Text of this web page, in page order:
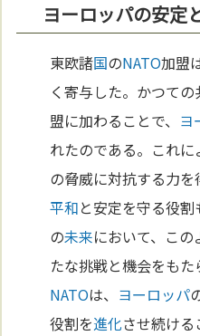
ヨーロッパの安定
東欧諸国のNATO加盟
く寄与した。かつての
盟に加わることで、 ヨ
れたのである。これに
の脅威に対抗する力
平和と安定を守る役割
の未来において、この
たな挑戦と機会をも
NATOは、 ヨーロッパ
役割を進化させ続け